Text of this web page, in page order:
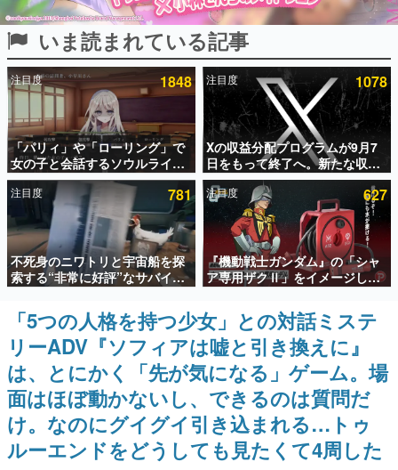
ピックアップ
電ファミのいま読まれている記事ランキング
アプリセール情報
インタビュー
連載・特集一覧
殿堂入り記事
SNS拡散数が数千以上！ ページビュー数万以上！ などな
ど。多くの人々に読まれた、電ファミ渾身の“殿堂入り”記
事をまとめました。
ゲームの企画書
名作ゲームクリエイターの方々に製作時のエピソードをお
聞きし、ヒットする企画（ゲーム）とは何か？を探ってい
きます。
赫本
この物語を解いてはいけない。『赫本』は、〈試験問題〉
の形をした短編ホラー小説集です。
新世代に訊く
いま読まれている記事
注目度 1848
「パリィ」や「ローリング」で
女の子と会話するソウルライク
恋愛ゲーム『小早川さんはソウ
ルライク』無料公開。返事に失
敗すると「YOU DIED」
注目度 1078
Xの収益分配プログラムが9月7
日をもって終了へ。新たな収益
化制度「Original Content
Rewards Program」を発表
注目度 781
不死身のニワトリと宇宙船を探
索する“非常に好評”なサバイバ
ルゲーム『Breathedge』が無
料で配布中。入手できる期間は8
月10日まで
注目度 627
『機動戦士ガンダム』の「シャ
ア専用ザクⅡ」をイメージした
散水ホースリールが予約開始。
本体にはシャアのパーソナルマ
ークやジオン公国軍のエンブレ
ム、型式番号などを配置
「5つの人格を持つ少女」との対話ミステ
リーADV『ソフィアは嘘と引き換えに』
は、とにかく「先が気になる」ゲーム。場
面はほぼ動かないし、できるのは質問だ
け。なのにグイグイ引き込まれる…トゥ
ルーエンドをどうしても見たくて4周した